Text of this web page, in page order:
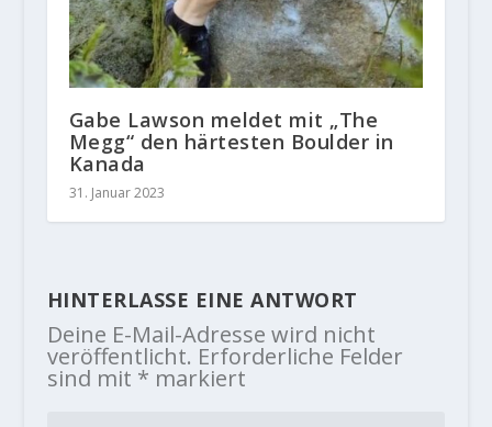
Gabe Lawson meldet mit „The
Megg“ den härtesten Boulder in
Kanada
31. Januar 2023
HINTERLASSE EINE ANTWORT
Deine E-Mail-Adresse wird nicht
veröffentlicht. Erforderliche Felder
sind mit * markiert